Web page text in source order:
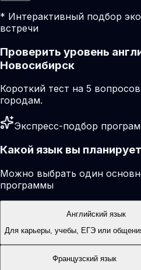
* Интерактивный подбор
встречи
Проверить уровень
Новосибирск
Короткий тест на 5
городам.
Экспресс-подбор
Какой язык вы
Можно выбрать один
программы
Английский язык
Для карьеры, учебы, ЕГЭ или
Французский язык